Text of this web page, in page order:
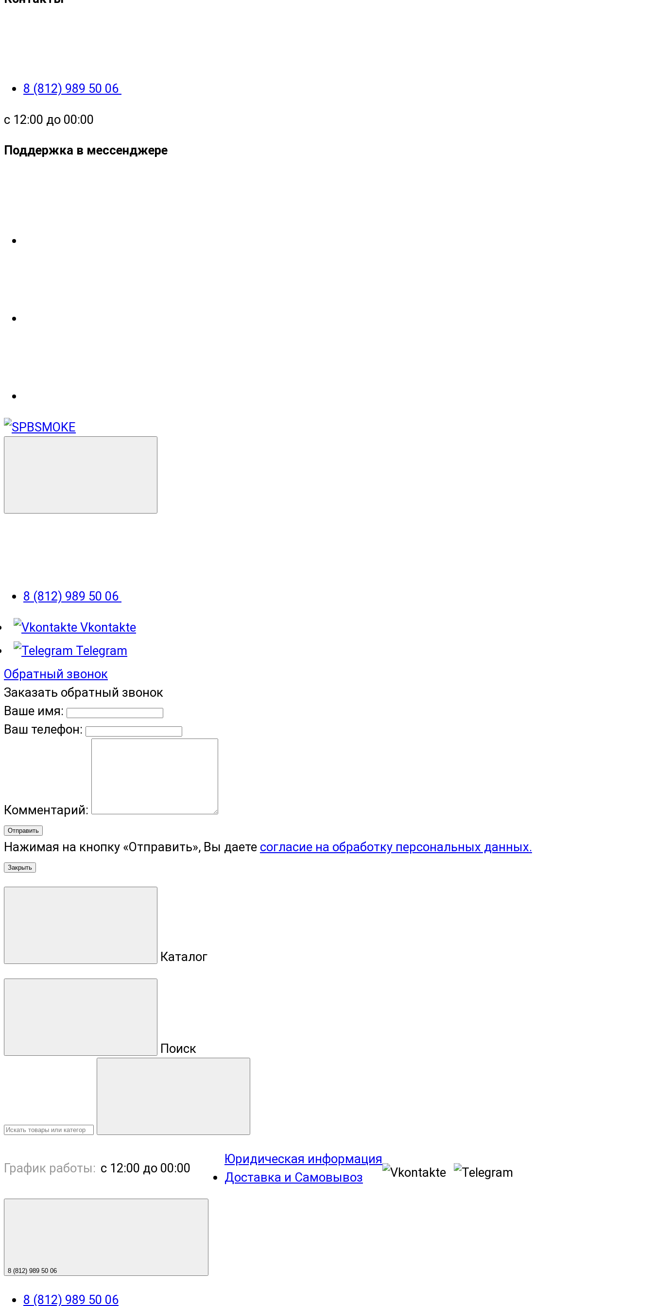
8 (812) 989 50 06
с 12:00 до 00:00
Поддержка в мессенджере
8 (812) 989 50 06
Vkontakte
Telegram
Обратный звонок
Заказать обратный звонок
Ваше имя:
Ваш телефон:
Комментарий:
Отправить
Нажимая на кнопку «Отправить», Вы даете согласие на обработку персональных данных.
Закрыть
Каталог
Поиск
График работы: с 12:00 до 00:00
Юридическая информация
Доставка и Самовывоз
8 (812) 989 50 06
8 (812) 989 50 06